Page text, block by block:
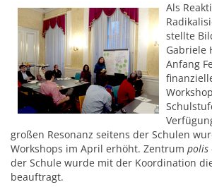
Als
stellte
Gabriele
Anfang
großen Resonanz seitens der Schulen
Workshops im April erhöht. Zentrum polis
der Schule wurde mit der Koordination
beauftragt.